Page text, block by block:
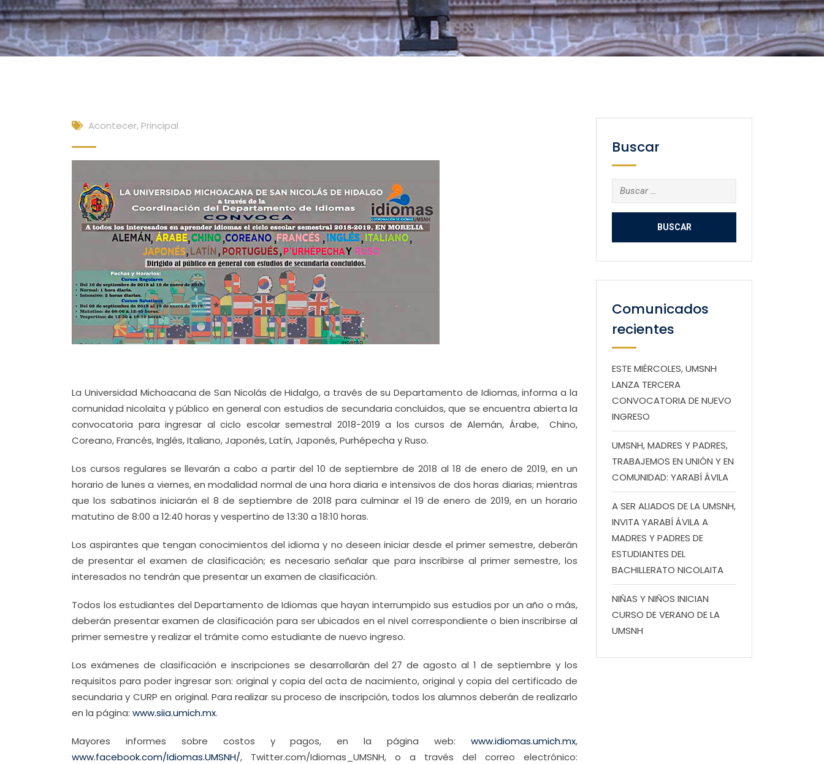
Acontecer, Principal
La Universidad Michoacana de San Nicolás de Hidalgo, a través de su Departamento de Idiomas, informa a la
comunidad nicolaita y público en general con estudios de secundaria concluidos, que se encuentra abierta la
convocatoria para ingresar al ciclo escolar semestral 2018-2019 a los cursos de Alemán, Árabe, Chino,
Coreano, Francés, Inglés, Italiano, Japonés, Latín, Japonés, Purhépecha y Ruso.
Los cursos regulares se llevarán a cabo a partir del 10 de septiembre de 2018 al 18 de enero de 2019, en un
horario de lunes a viernes, en modalidad normal de una hora diaria e intensivos de dos horas diarias; mientras
que los sabatinos iniciarán el 8 de septiembre de 2018 para culminar el 19 de enero de 2019, en un horario
matutino de 8:00 a 12:40 horas y vespertino de 13:30 a 18:10 horas.
Los aspirantes que tengan conocimientos del idioma y no deseen iniciar desde el primer semestre, deberán
de presentar el examen de clasificación; es necesario señalar que para inscribirse al primer semestre, los
interesados no tendrán que presentar un examen de clasificación.
Todos los estudiantes del Departamento de Idiomas que hayan interrumpido sus estudios por un año o más,
deberán presentar examen de clasificación para ser ubicados en el nivel correspondiente o bien inscribirse al
primer semestre y realizar el trámite como estudiante de nuevo ingreso.
Los exámenes de clasificación e inscripciones se desarrollarán del 27 de agosto al 1 de septiembre y los
requisitos para poder ingresar son: original y copia del acta de nacimiento, original y copia del certificado de
secundaria y CURP en original. Para realizar su proceso de inscripción, todos los alumnos deberán de realizarlo
en la página: www.siia.umich.mx.
Mayores informes sobre costos y pagos, en la página web: www.idiomas.umich.mx,
www.facebook.com/Idiomas.UMSNH/, Twitter.com/Idiomas_UMSNH, o a través del correo electrónico:
Buscar
Buscar:
Comunicados
recientes
ESTE MIÉRCOLES, UMSNH
LANZA TERCERA
CONVOCATORIA DE NUEVO
INGRESO
UMSNH, MADRES Y PADRES,
TRABAJEMOS EN UNIÓN Y EN
COMUNIDAD: YARABÍ ÁVILA
A SER ALIADOS DE LA UMSNH,
INVITA YARABÍ ÁVILA A
MADRES Y PADRES DE
ESTUDIANTES DEL
BACHILLERATO NICOLAITA
NIÑAS Y NIÑOS INICIAN
CURSO DE VERANO DE LA
UMSNH